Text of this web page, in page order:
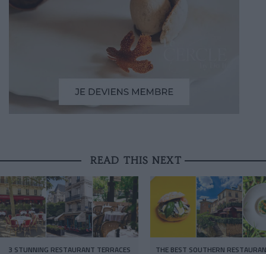
READ THIS NEXT
3 STUNNING RESTAURANT TERRACES THE BEST SOUTHERN